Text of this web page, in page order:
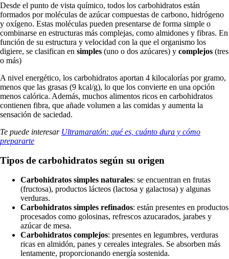
Desde el punto de vista químico, todos los carbohidratos están
formados por moléculas de azúcar compuestas de carbono, hidrógeno
y oxígeno. Estas moléculas pueden presentarse de forma simple o
combinarse en estructuras más complejas, como almidones y fibras. En
función de su estructura y velocidad con la que el organismo los
digiere, se clasifican en simples (uno o dos azúcares) y complejos (tres
o más)
A nivel energético, los carbohidratos aportan 4 kilocalorías por gramo,
menos que las grasas (9 kcal/g), lo que los convierte en una opción
menos calórica. Además, muchos alimentos ricos en carbohidratos
contienen fibra, que añade volumen a las comidas y aumenta la
sensación de saciedad.
Te puede interesar Ultramaratón: qué es, cuánto dura y cómo
prepararte
Tipos de carbohidratos según su origen
Carbohidratos simples naturales: se encuentran en frutas
(fructosa), productos lácteos (lactosa y galactosa) y algunas
verduras.
Carbohidratos simples refinados: están presentes en productos
procesados como golosinas, refrescos azucarados, jarabes y
azúcar de mesa.
Carbohidratos complejos: presentes en legumbres, verduras
ricas en almidón, panes y cereales integrales. Se absorben más
lentamente, proporcionando energía sostenida.